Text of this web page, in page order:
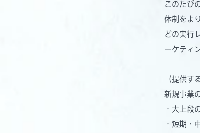
このたび
体制をよ
どの実行
ーケティ
（提供す
新規事業
・大上段
・短期・